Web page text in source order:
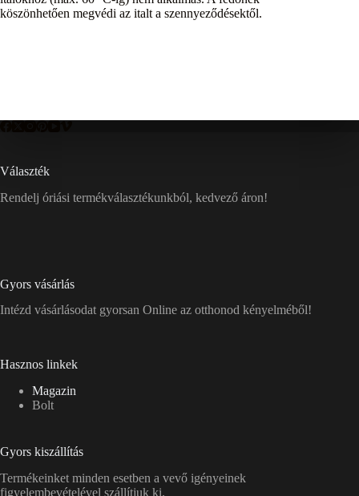
köszönhetően megvédi az italt a szennyeződésektől.
Választék
Rendelj óriási termékválasztékunkból, kedvező áron!
Gyors vásárlás
Intézd vásárlásodat gyorsan Online az otthonod kényelméből!
Hasznos linkek
Magazin
Bolt
Gyors kiszállítás
Termékeinket minden esetben a vevő igényeinek
figyelembevételével szállítjuk ki.